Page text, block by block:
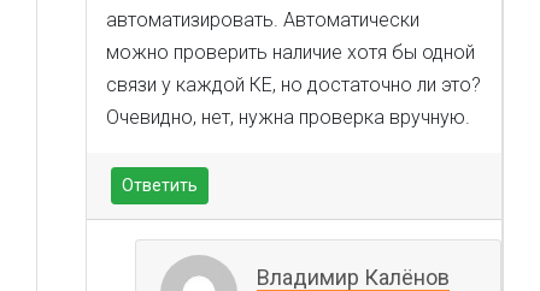
автоматизировать. Автоматически
можно проверить наличие хотя бы одной
связи у каждой КЕ, но достаточно ли это?
Очевидно, нет, нужна проверка вручную.
Ответить
Владимир Калёнов